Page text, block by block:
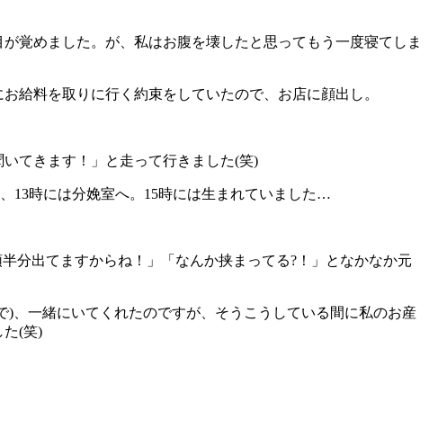
覚めました。が、私はお腹を壊したと思ってもう一度寝てしま
給料を取りに行く約束をしていたので、お店に顔出し。
てきます！」と走って行きました(笑)
13時には分娩室へ。15時には生まれていました…
分出てますからね！」「なんか挟まってる?！」となかなか元
、一緒にいてくれたのですが、そうこうしている間に私のお産
た(笑)